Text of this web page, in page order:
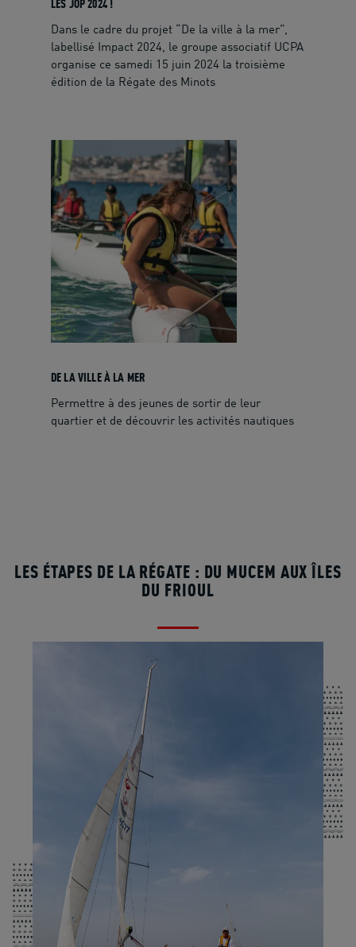
LES JOP 2024 !
Dans le cadre du projet “De la ville à la mer”,
labellisé Impact 2024, le groupe associatif UCPA
organise ce samedi 15 juin 2024 la troisième
édition de la Régate des Minots
DE LA VILLE À LA MER
Permettre à des jeunes de sortir de leur
quartier et de découvrir les activités nautiques
LES ÉTAPES DE LA RÉGATE : DU MUCEM AUX ÎLES
DU FRIOUL